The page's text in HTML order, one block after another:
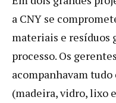
a CNY se
materiais e resíduos
processo. Os
acompanhavam tudo
(madeira, vidro, lixo